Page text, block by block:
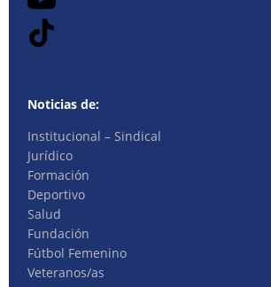
Noticias de:
Institucional – Sindical
Jurídico
Formación
Deportivo
Salud
Fundación
Fútbol Femenino
Veteranos/as